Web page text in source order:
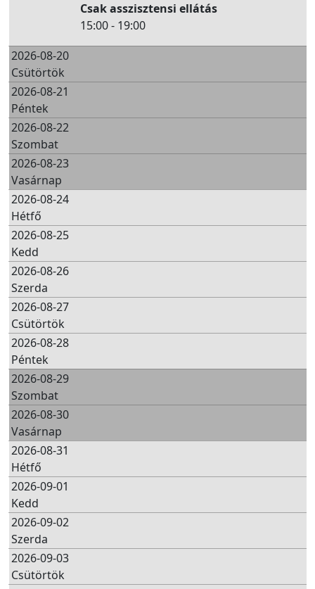
Csak asszisztensi ellátás
15:00 - 19:00
2026-08-20
Csütörtök
2026-08-21
Péntek
2026-08-22
Szombat
2026-08-23
Vasárnap
2026-08-24
Hétfő
2026-08-25
Kedd
2026-08-26
Szerda
2026-08-27
Csütörtök
2026-08-28
Péntek
2026-08-29
Szombat
2026-08-30
Vasárnap
2026-08-31
Hétfő
2026-09-01
Kedd
2026-09-02
Szerda
2026-09-03
Csütörtök